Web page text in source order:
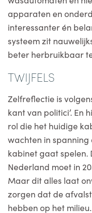
apparaten en
interessanter én
systeem zit
beter herbruikbaar
TWIJFELS
Zelfreflectie is
kant van politici’. En
rol die het huidige
wachten in
kabinet gaat spelen.
Nederland moet in
Maar dit alles laat
zorgen dat de
hebben op het